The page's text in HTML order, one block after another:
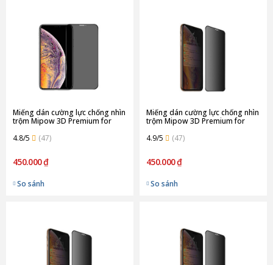
Miếng dán cường lực chống nhìn
trộm Mipow 3D Premium for
4.8/5
(47)
450.000 ₫
So sánh
Miếng dán cường lực chống nhìn
trộm Mipow 3D Premium for
4.9/5
(47)
450.000 ₫
So sánh